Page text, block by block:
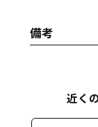
備考
近く